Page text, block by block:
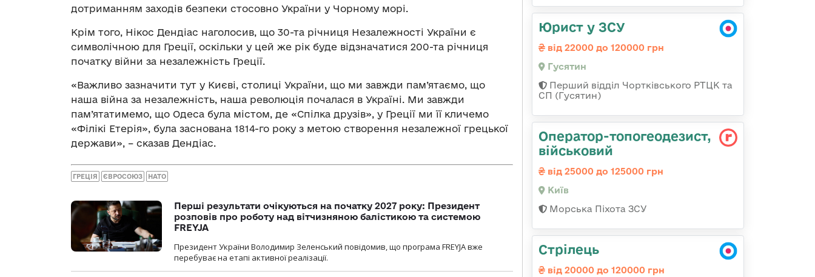
дотриманням заходів безпеки стосовно України у Чорному морі.
Крім того, Нікос Дендіас наголосив, що 30-та річниця Незалежності України є
символічною для Греції, оскільки у цей же рік буде відзначатися 200-та річниця
початку війни за незалежність Греції.
«Важливо зазначити тут у Києві, столиці України, що ми завжди пам’ятаємо, що
наша війна за незалежність, наша революція почалася в Україні. Ми завжди
пам’ятатимемо, що Одеса була містом, де «Спілка друзів», у Греції ми її кличемо
«Філікі Етерія», була заснована 1814-го року з метою створення незалежної грецької
держави», – сказав Дендіас.
ГРЕЦІЯ ЄВРОСОЮЗ НАТО
Перші результати очікуються на початку 2027 року: Президент
розповів про роботу над вітчизняною балістикою та системою
FREYJA
Президент України Володимир Зеленський повідомив, що програма FREYJA вже
перебуває на етапі активної реалізації.
Юрист у ЗСУ
від 22000 до 120000 грн
Гусятин
Перший відділ Чортківського РТЦК та
СП (Гусятин)
Опеpатоp-топогеодезист,
військовий
від 25000 до 125000 грн
Київ
Морська Піхота ЗСУ
Стрілець
від 20000 до 120000 грн